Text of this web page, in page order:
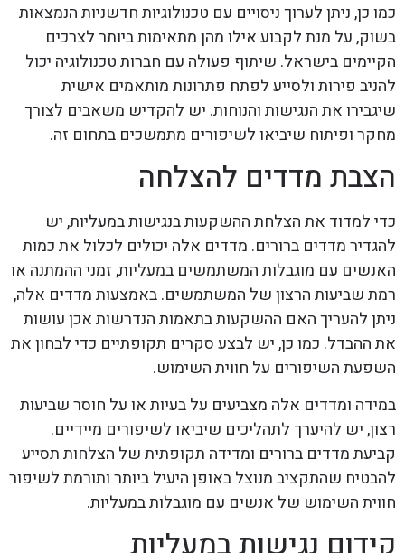
כמו כן, ניתן לערוך ניסויים עם טכנולוגיות חדשניות הנמצאות
בשוק, על מנת לקבוע אילו מהן מתאימות ביותר לצרכים
הקיימים בישראל. שיתוף פעולה עם חברות טכנולוגיה יכול
להניב פירות ולסייע לפתח פתרונות מותאמים אישית
שיגבירו את הנגישות והנוחות. יש להקדיש משאבים לצורך
מחקר ופיתוח שיביאו לשיפורים מתמשכים בתחום זה.
הצבת מדדים להצלחה
כדי למדוד את הצלחת ההשקעות בנגישות במעליות, יש
להגדיר מדדים ברורים. מדדים אלה יכולים לכלול את כמות
האנשים עם מוגבלות המשתמשים במעליות, זמני ההמתנה או
רמת שביעות הרצון של המשתמשים. באמצעות מדדים אלה,
ניתן להעריך האם ההשקעות בתאמות הנדרשות אכן עושות
את ההבדל. כמו כן, יש לבצע סקרים תקופתיים כדי לבחון את
השפעת השיפורים על חווית השימוש.
במידה ומדדים אלה מצביעים על בעיות או על חוסר שביעות
רצון, יש להיערך לתהליכים שיביאו לשיפורים מיידיים.
קביעת מדדים ברורים ומדידה תקופתית של הצלחות תסייע
להבטיח שהתקציב מנוצל באופן היעיל ביותר ותורמת לשיפור
חווית השימוש של אנשים עם מוגבלות במעליות.